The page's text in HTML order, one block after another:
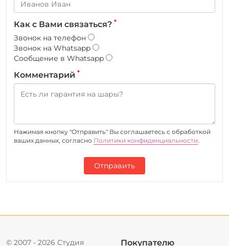
Как с Вами связаться? *
Звонок на телефон
Звонок на Whatsapp
Сообщение в Whatsapp
Комментарий *
Нажимая кнопку "Отправить" Вы соглашаетесь c обработкой
ваших данных, согласно Политики конфиденциальности.
Отправить
© 2007 - 2026 Студия
Покупателю